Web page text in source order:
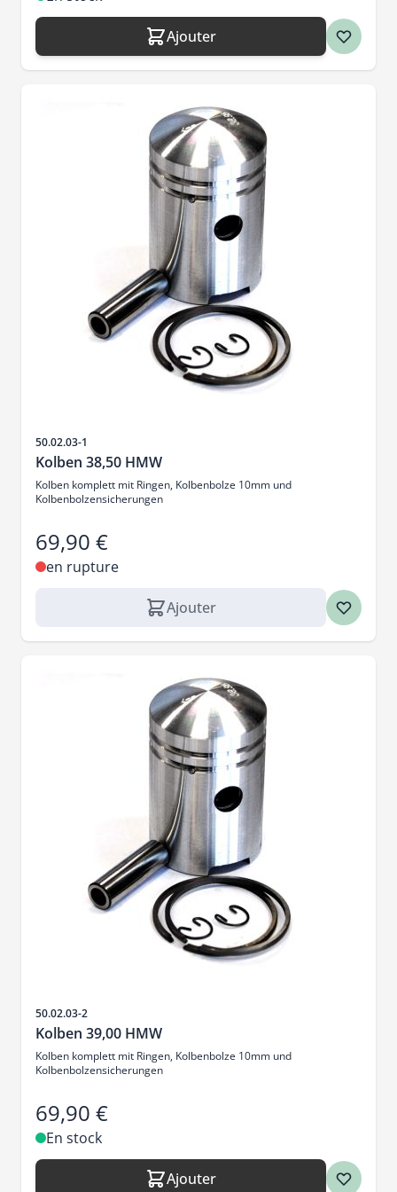
Ajouter
SKU
50.02.03-1
Kolben 38,50 HMW
Kolben komplett mit Ringen, Kolbenbolze 10mm und
Kolbenbolzensicherungen
69,90 €
en rupture
Ajouter
SKU
50.02.03-2
Kolben 39,00 HMW
Kolben komplett mit Ringen, Kolbenbolze 10mm und
Kolbenbolzensicherungen
69,90 €
En stock
Ajouter